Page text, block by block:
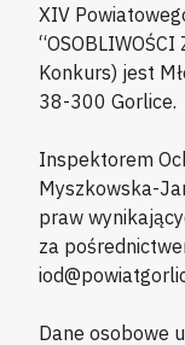
XIV
Konkurs) jest
38-300 Gorlice.
Inspektorem
Myszkowska-
praw
za
Dane osobowe